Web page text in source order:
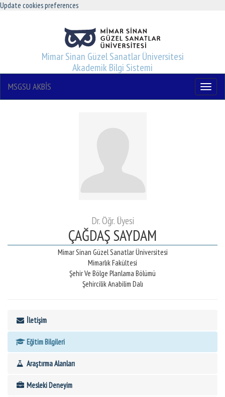
Update cookies preferences
Mimar Sinan Güzel Sanatlar Üniversitesi
Akademik Bilgi Sistemi
Menu
MSGSU AKBİS
Dr. Öğr. Üyesi
ÇAĞDAŞ SAYDAM
Mimar Sinan Güzel Sanatlar Üniversitesi
Mimarlık Fakültesi
Şehir Ve Bölge Planlama Bölümü
Şehircilik Anabilim Dalı
İletişim
Eğitim Bilgileri
Araştırma Alanları
Mesleki Deneyim